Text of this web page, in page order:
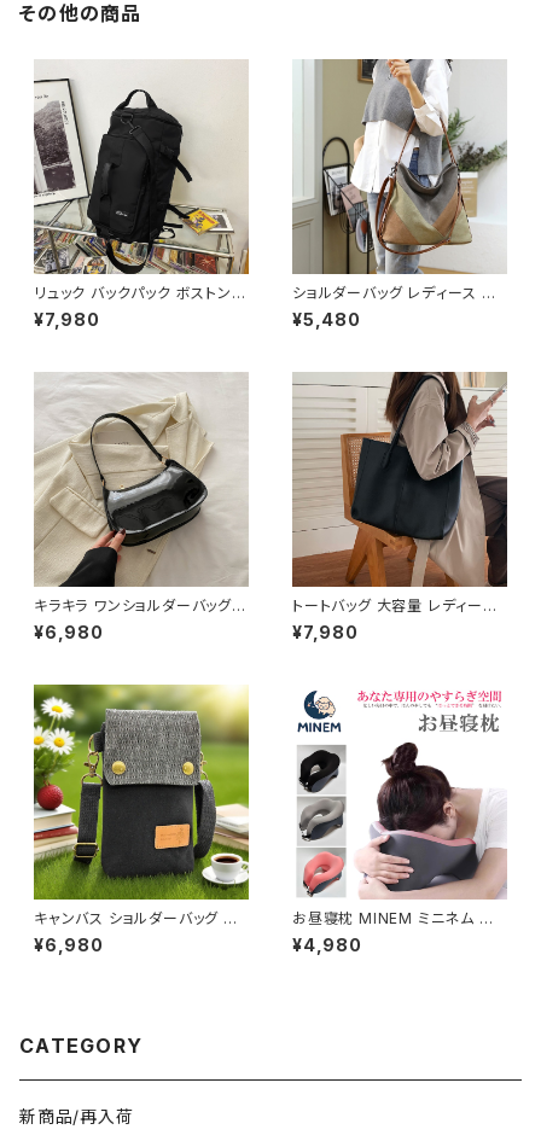
冬 着痩せ効果 きちんと見え カ
その他の商品
リュック バックパック ボストンバ
ッグ メンズ レディース 大容量
軽量 旅行バッグ 多機能 2WAY
アル 韓国風バッグ K-B0234
¥7,980
ショルダーバッグ レディース バ
ッグ 春夏 秋冬 春 夏 秋 冬 トー
トバッグ バッグ 斜め掛け 肩掛け
けバッグ 肩掛けバッグ シンプル
ショルダー ハンドバッグ コーヒ
ー グレー デート 通勤バッグ オ
フィスカジュアル デイリー お出
かけ オフィス カジュアル OL 上
品 大人 10代 20代 30代 40代
K-B0040
¥5,480
キラキラ ワンショルダーバッグ
パテントバッグ レディース バッグ
光沢感 コンパクト エレガント カ
¥6,980
トートバッグ 大容量 レディース
フェイクレザー 無地 シンプル
バッグ A4対応 ママバッグ 通勤
¥7,980
キャンバス ショルダーバッグ ス
マホポーチ ミニバッグ レディー
ス メンズ 斜めがけ カジュアル
¥6,980
お昼寝枕 MINEM ミニネム 仮
眠枕 うつぶせ枕 ネックピロー
洗える 軽量 通気性 机 デスク
¥4,980
CATEGORY
新商品/再入荷